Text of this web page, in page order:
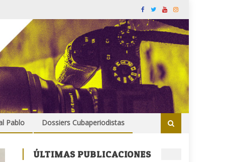
Pablo Dossiers Cubaperiodistas
ÚLTIMAS PUBLICACIONES